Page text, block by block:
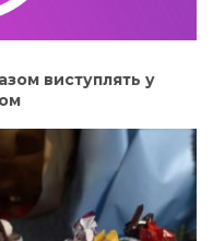
виступлять у